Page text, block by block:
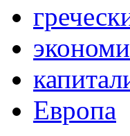
Европа